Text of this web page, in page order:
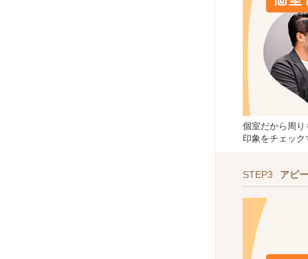
個室だから周り
印象をチェック
STEP3 アピ